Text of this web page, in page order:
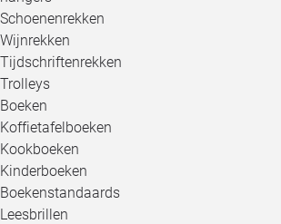
Schoenenrekken
Wijnrekken
Tijdschriftenrekken
Trolleys
Boeken
Koffietafelboeken
Kookboeken
Kinderboeken
Boekenstandaards
Leesbrillen